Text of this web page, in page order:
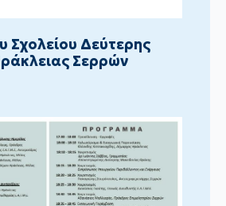
Σχολείου Δεύτερης
Σερρών